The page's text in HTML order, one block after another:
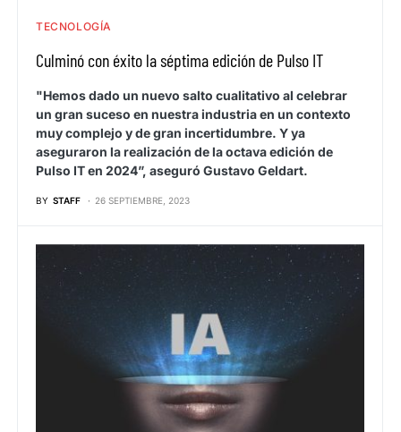
TECNOLOGÍA
Culminó con éxito la séptima edición de Pulso IT
"Hemos dado un nuevo salto cualitativo al celebrar
un gran suceso en nuestra industria en un contexto
muy complejo y de gran incertidumbre. Y ya
aseguraron la realización de la octava edición de
Pulso IT en 2024”, aseguró Gustavo Geldart.
BY STAFF 26 SEPTIEMBRE, 2023